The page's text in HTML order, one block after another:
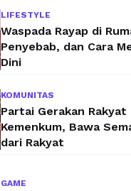
LIFESTYLE
Waspada Rayap di
Penyebab, dan Cara
Dini
KOMUNITAS
Partai Gerakan
Kemenkum, Bawa
dari Rakyat
GAME